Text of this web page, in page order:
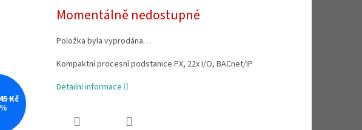
Kč
cena:
Momentálně nedostupné
Položka byla vyprodána…
Kompaktní procesní podstanice PX, 22x I/O, BACnet/IP
Detailní informace